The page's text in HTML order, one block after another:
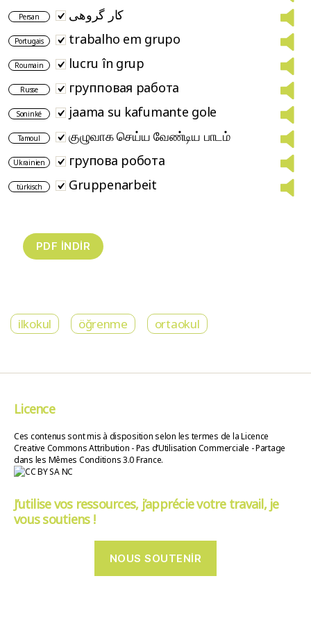
Persan کار گروهی
Portugais trabalho em grupo
Roumain lucru în grup
Russe групповая работа
Soninké jaama su kafumante gole
Tamoul குழுவாக செய்ய வேண்டிய பாடம்
Ukrainien групова робота
türkisch Gruppenarbeit
ilkokul öğrenme ortaokul
Licence
Ces contenus sont mis à disposition selon les termes de la Licence
Creative Commons Attribution - Pas d’Utilisation Commerciale - Partage
dans les Mêmes Conditions 3.0 France.
J’utilise vos ressources, j’apprécie votre travail, je
vous soutiens !
NOUS SOUTENIR